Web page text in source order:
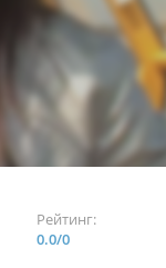
Рейтинг:
0.0/0